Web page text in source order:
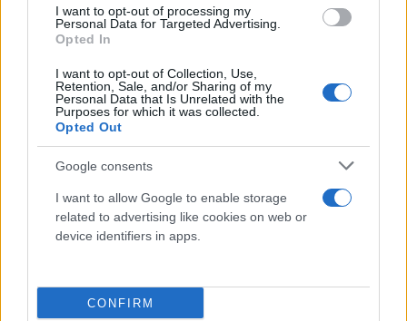
I want to opt-out of processing my
Personal Data for Targeted Advertising.
Opted In
I want to opt-out of Collection, Use,
Retention, Sale, and/or Sharing of my
Personal Data that Is Unrelated with the
Purposes for which it was collected.
Opted Out
Google consents
I want to allow Google to enable storage
related to advertising like cookies on web or
device identifiers in apps.
CONFIRM
μεταξύ άλλων, στην πρότασή της η Εισαγγελέας,
βάσει των όσων προέκυψαν από την ακροαματική
συνείδηση.
«Ήθελε να κάνει κακό στην οικογένειά μου»
του, μιλώντας με περισσότερες λεπτομέρειες για τη
διπλή δολοφονία, σε σχέση με την προανακριτική
Με ψυχραιμία, την οποία διατήρησε καθ’ όλη τη